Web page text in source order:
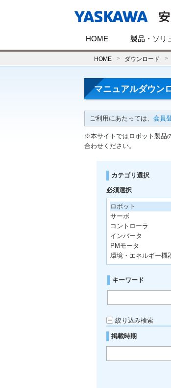
HOME 製品・ソリ
HOME ダウンロード
マニュアルダウン
ご利用にあたっては、 会員
※本サイトではロボット製品
合わせください。
カテゴリ選択
必須選択
ロボット
サーボ
コントローラ
インバータ
PMモータ
環境・エネルギー機
キーワード
絞り込み検索
掲載時期